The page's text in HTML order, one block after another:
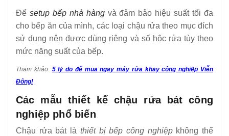
Để setup bếp nhà hàngvà đảm bảo hiệu suất tối đa
cho bếp ăn của mình, các loại chậu rửa theo mục đích
sử dụng nên được dùng riêng và số hộc rửa tùy theo
mức năng suất của bếp.
Tham khảo: 5 lý do để mua ngay máy rửa khay công nghiệp Viễn
Đông!
Các mẫu thiết kế chậu rửa bát công
nghiệp phổ biến
Chậu rửa bát là thiết bị bếp công nghiệpkhông thể